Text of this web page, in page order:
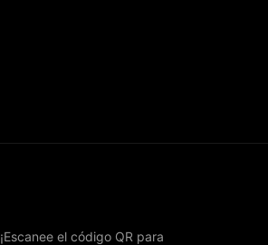
¡Escanee el código QR para